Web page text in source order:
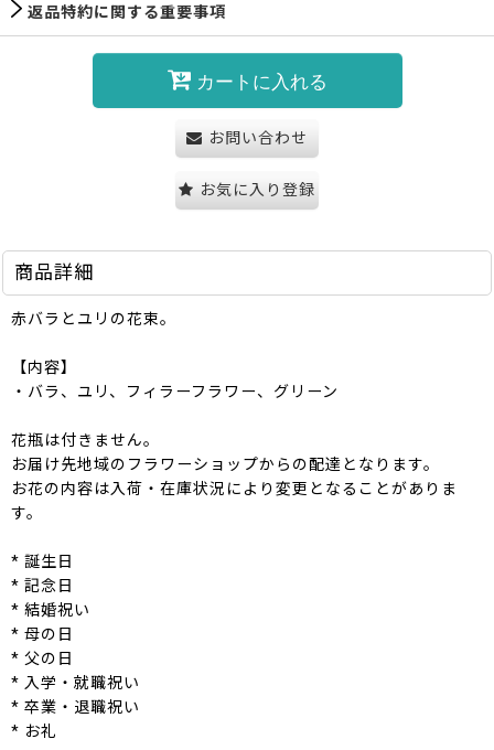
返品特約に関する重要事項
カートに入れる
お問い合わせ
お気に入り登録
商品詳細
赤バラとユリの花束。
【内容】
・バラ、ユリ、フィラーフラワー、グリーン
花瓶は付きません。
お届け先地域のフラワーショップからの配達となります。
お花の内容は入荷・在庫状況により変更となることがありま
す。
* 誕生日
* 記念日
* 結婚祝い
* 母の日
* 父の日
* 入学・就職祝い
* 卒業・退職祝い
* お礼